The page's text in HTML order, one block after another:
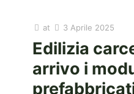
at 3 Aprile 2025
Edilizia
arrivo i